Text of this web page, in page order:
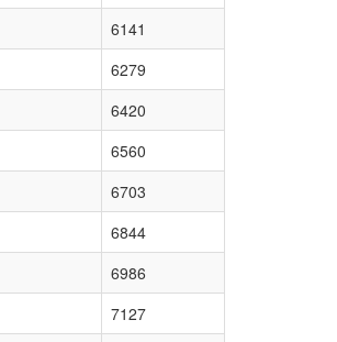
6141
6279
6420
6560
6703
6844
6986
7127